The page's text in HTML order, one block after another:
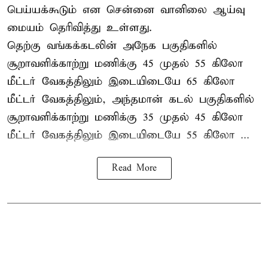
பெய்யக்கூடும் என சென்னை வானிலை ஆய்வு
மையம் தெரிவித்து உள்ளது.
தெற்கு வங்கக்கடலின் அநேக பகுதிகளில்
சூறாவளிக்காற்று மணிக்கு 45 முதல் 55 கிலோ
மீட்டர் வேகத்திலும் இடையிடையே 65 கிலோ
மீட்டர் வேகத்திலும், அந்தமான் கடல் பகுதிகளில்
சூறாவளிக்காற்று மணிக்கு 35 முதல் 45 கிலோ
மீட்டர் வேகத்திலும் இடையிடையே 55 கிலோ ...
Read More